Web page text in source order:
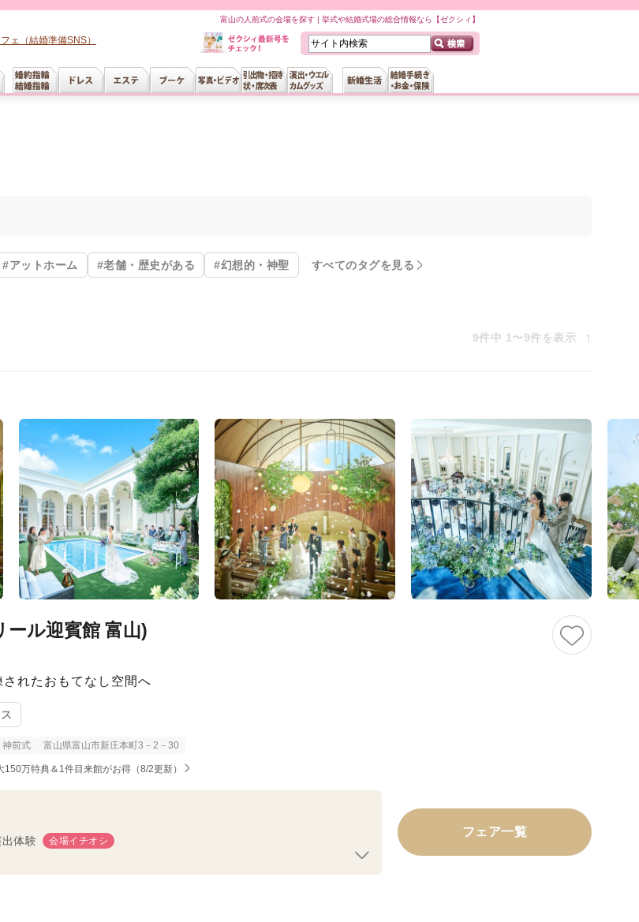
富山の人前式の会場を探す | 挙式や結婚式場の総合情報なら【ゼクシィ】
ェ（結婚準備SNS）
#アットホーム #老舗・歴史がある #幻想的・神聖 すべてのタグを見る
9件中 1〜9件を表示 1
ール迎賓館 富山)
れたおもてなし空間へ
神前式 富山県富山市新庄本町3－2－30
万特典＆1件目来館がお得（8/2更新）
体験 会場イチオシ
フェア一覧